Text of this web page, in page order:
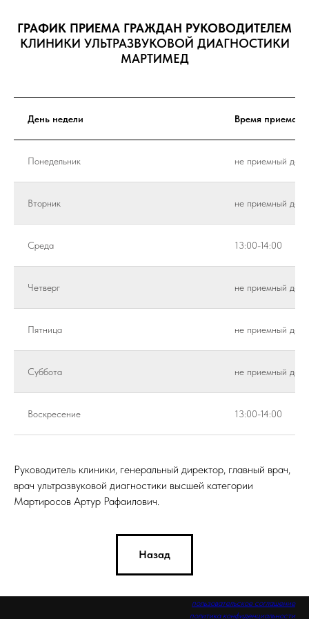
ГРАФИК ПРИЕМА ГРАЖДАН РУКОВОДИТЕЛЕМ
КЛИНИКИ УЛЬТРАЗВУКОВОЙ ДИАГНОСТИКИ
МАРТИМЕД
День недели Время приема
Понедельник не приемный день
Вторник не приемный день
Среда 13:00-14:00
Четверг не приемный день
Пятница не приемный день
Суббота не приемный день
Воскресение 13:00-14:00
Руководитель клиники, генеральный директор, главный врач,
врач ультразвуковой диагностики высшей категории
Мартиросов Артур Рафаилович.
Назад
пользовательское соглашение
политика конфиденциальности